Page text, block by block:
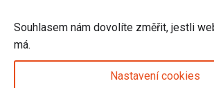
Odstoupení od smlouvy
Sledujte nás na
Souhlasem nám dovolíte změřit, jestli
má.
Nastavení cookies